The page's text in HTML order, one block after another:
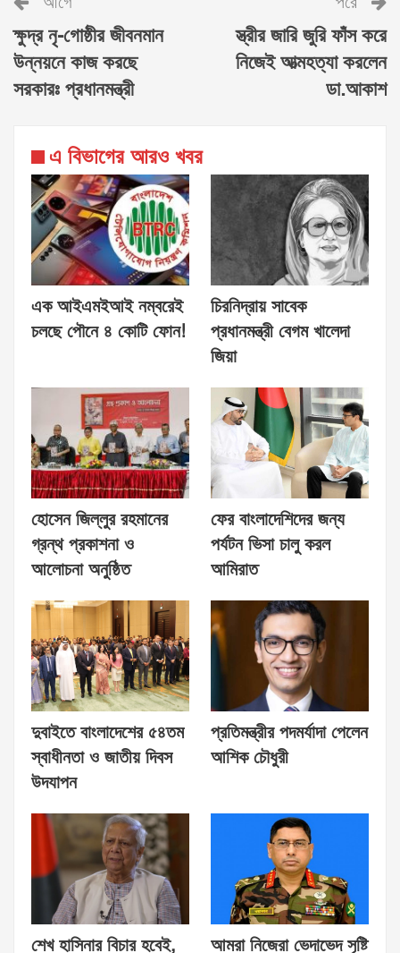
ক্ষুদ্র নৃ-গোষ্ঠীর জীবনমান
উন্নয়নে কাজ করছে
সরকারঃ প্রধানমন্ত্রী
স্ত্রীর জারি জুরি ফাঁস করে
নিজেই আত্মহত্যা করলেন
ডা.আকাশ
এ বিভাগের আরও খবর
এক আইএমইআই নম্বরেই
চলছে পৌনে ৪ কোটি ফোন!
চিরনিদ্রায় সাবেক
প্রধানমন্ত্রী বেগম খালেদা
জিয়া
হোসেন জিল্লুর রহমানের
গ্রন্থ প্রকাশনা ও
আলোচনা অনুষ্ঠিত
ফের বাংলাদেশিদের জন্য
পর্যটন ভিসা চালু করল
আমিরাত
দুবাইতে বাংলাদেশের ৫৪তম
স্বাধীনতা ও জাতীয় দিবস
উদযাপন
প্রতিমন্ত্রীর পদমর্যাদা পেলেন
আশিক চৌধুরী
শেখ হাসিনার বিচার হবেই,
আমরা নিজেরা ভেদাভেদ সৃষ্টি